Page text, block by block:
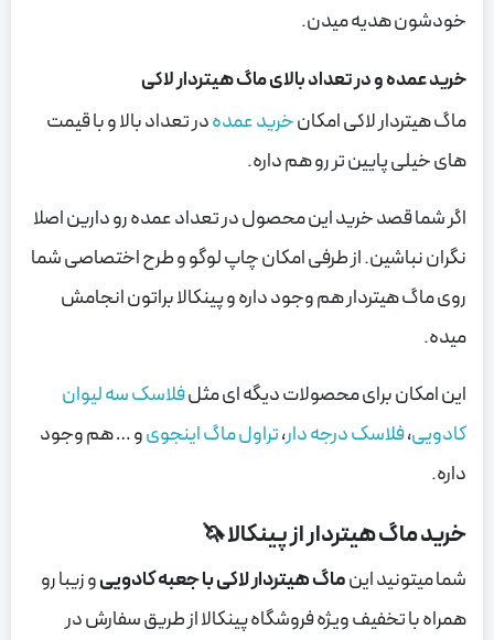
خودشون هدیه میدن.
خرید عمده و در تعداد بالای ماگ هیتردار لاکی
ماگ هیتردار لاکی امکانخرید عمدهدر تعداد بالا و با قیمت
های خیلی پایین تر رو هم داره.
اگر شما قصد خرید این محصول در تعداد عمده رو دارین اصلا
نگران نباشین. از طرفی امکان چاپ لوگو و طرح اختصاصی شما
روی ماگ هیتردار هم وجود داره و پینکالا براتون انجامش
میده.
این امکان برای محصولات دیگه ای مثلفلاسک سه لیوان
کادویی،فلاسک درجه دار،تراول ماگ اینجویو … هم وجود
داره.
خرید ماگ هیتردار از پینکالا 🦄
شما میتونید اینماگ هیتردار لاکی با جعبه کادوییو زیبا رو
همراه با تخفیف ویژه فروشگاه پینکالا از طریق سفارش در